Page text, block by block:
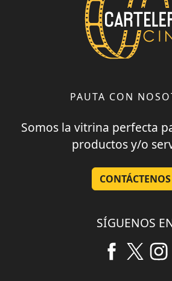
PAUTA CON
Somos la vitrina perfecta
productos y/o
CONTÁCTENOS
SÍGUENOS